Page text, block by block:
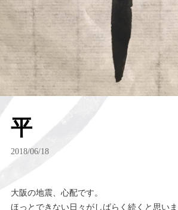
平
2018/06/18
大阪の地震、心配です。
ほっとできない日々がしばらく続くと思いま